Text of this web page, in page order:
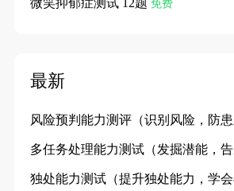
微笑抑郁症测试 12题 免费
最新
风险预判能力测评（识别风险，防患
多任务处理能力测试（发掘潜能，告别手忙
独处能力测试（提升独处能力，学会与自己